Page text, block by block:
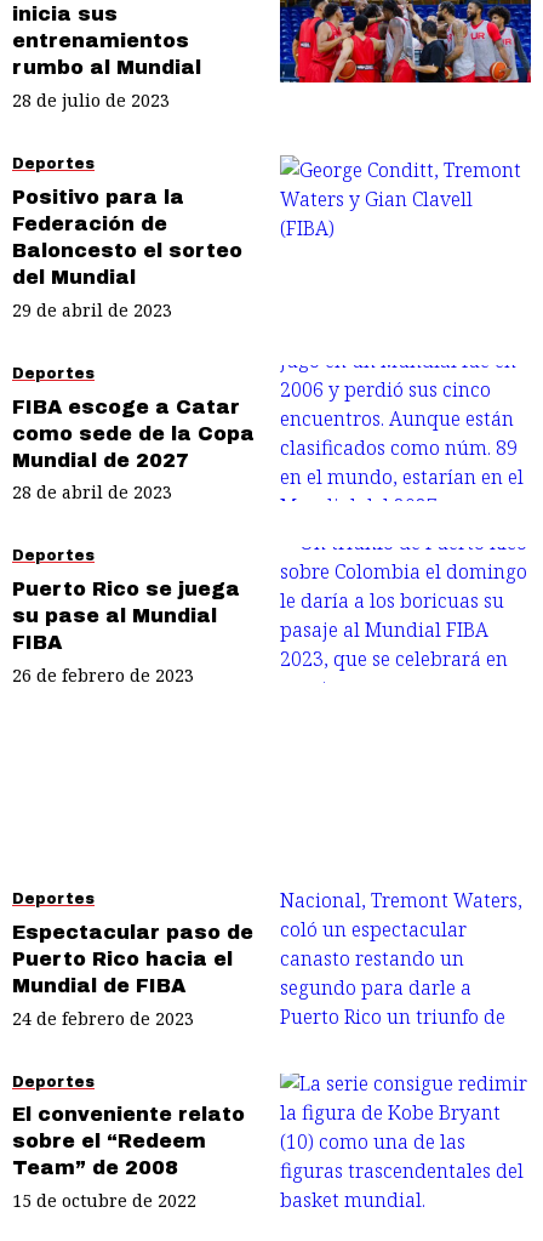
inicia sus
entrenamientos
rumbo al Mundial
28 de julio de 2023
Deportes
Positivo para la
Federación de
Baloncesto el sorteo
del Mundial
29 de abril de 2023
Deportes
FIBA escoge a Catar
como sede de la Copa
Mundial de 2027
28 de abril de 2023
Deportes
Puerto Rico se juega
su pase al Mundial
FIBA
26 de febrero de 2023
Deportes
Espectacular paso de
Puerto Rico hacia el
Mundial de FIBA
24 de febrero de 2023
Deportes
El conveniente relato
sobre el “Redeem
Team” de 2008
15 de octubre de 2022